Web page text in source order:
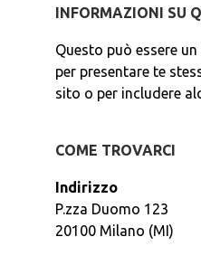
INFORMAZIONI SU
Questo può essere
per presentare te
sito o per includere
COME TROVARCI
Indirizzo
P.zza Duomo 123
20100 Milano (MI)